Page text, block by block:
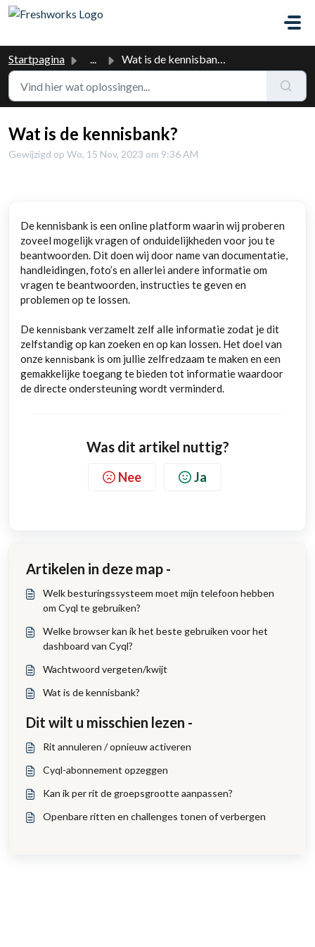
Doorgaan naar hoofdinhoud
Startpagina ... Wat is de kennisbank?
Wat is de kennisbank?
Gewijzigd op Wo, 15 Nov, 2023 om 9:36 AM
De kennisbank is een online platform waarin wij proberen
zoveel mogelijk vragen of onduidelijkheden voor jou te
beantwoorden. Dit doen wij door name van documentatie,
handleidingen, foto’s en allerlei andere informatie om
vragen te beantwoorden, instructies te geven en
problemen op te lossen.
De kennisbankverzamelt zelf alle informatie zodat je dit
zelfstandig op kan zoeken en op kan lossen. Het doel van
onze kennisbank is om jullie zelfredzaam te maken en een
gemakkelijke toegang te bieden tot informatie waardoor
de directe ondersteuning wordt verminderd.
Was dit artikel nuttig?
Nee Ja
Artikelen in deze map -
Welk besturingssysteem moet mijn telefoon hebben
om Cyql te gebruiken?
Welke browser kan ik het beste gebruiken voor het
dashboard van Cyql?
Wachtwoord vergeten/kwijt
Wat is de kennisbank?
Dit wilt u misschien lezen -
Rit annuleren / opnieuw activeren
Cyql-abonnement opzeggen
Kan ik per rit de groepsgrootte aanpassen?
Openbare ritten en challenges tonen of verbergen